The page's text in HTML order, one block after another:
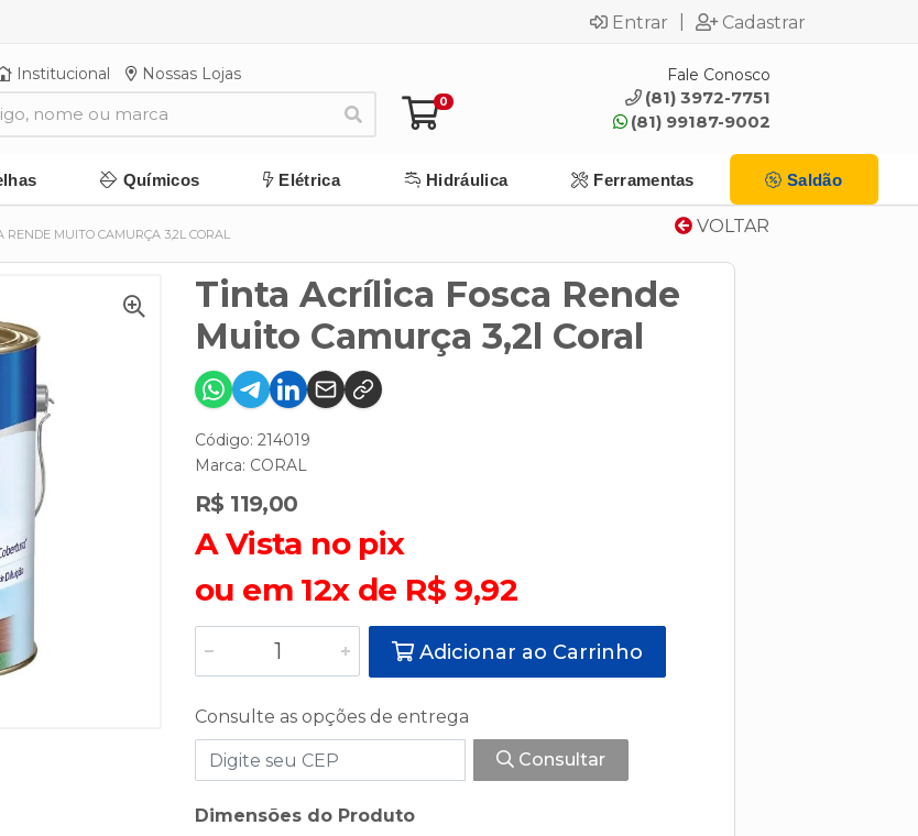
Entrar Cadastrar
Institucional Nossas Lojas
0
Fale Conosco
(81) 3972-7751
(81) 99187-9002
Químicos Elétrica Hidráulica Ferramentas Saldão
VOLTAR
RENDE MUITO CAMURÇA 3,2L CORAL
Tinta Acrílica Fosca Rende
Muito Camurça 3,2l Coral
Código: 214019
Marca: CORAL
R$ 119,00
A Vista no pix
ou em 12x de R$ 9,92
Adicionar ao Carrinho
Consulte as opções de entrega
Consultar
Dimensões do Produto